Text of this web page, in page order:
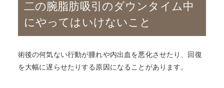
二の腕脂肪吸引のダウンタイム中
にやってはいけないこと
術後の何気ない行動が腫れや内出血を悪化させたり、回復
を大幅に遅らせたりする原因になることがあります。